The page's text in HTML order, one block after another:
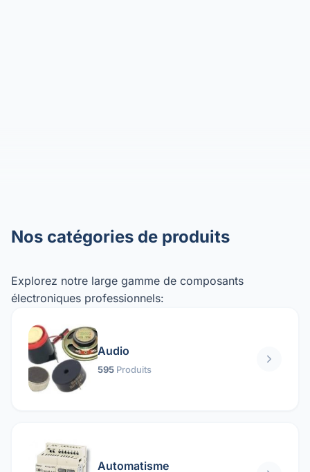
Nos catégories de produits
Explorez notre large gamme de composants
électroniques professionnels:
Audio
595 Produits
Automatisme